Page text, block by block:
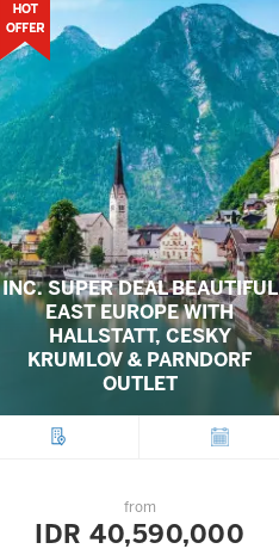
INC. SUPER DEAL BEAUTIFUL
EAST EUROPE WITH
HALLSTATT, CESKY
KRUMLOV & PARNDORF
OUTLET
from
IDR 40,590,000